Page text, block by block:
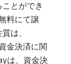
とができ
料にて譲
は、
金決済に関
は、資金決